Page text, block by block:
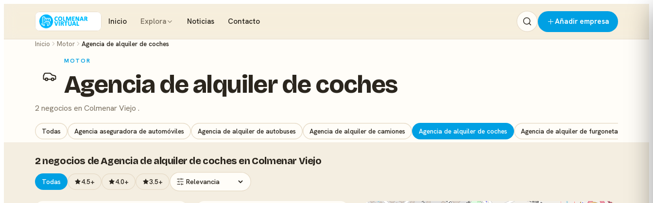
Inicio Explora Noticias Contacto Añadir empresa
Inicio Motor Agencia de alquiler de coches
MOTOR
Agencia de alquiler de coches
2 negocios en Colmenar Viejo .
Todas Agencia aseguradora de automóviles Agencia de alquiler de autobuses Agencia de alquiler de camiones Agencia de alquiler de coches Agencia de alquiler de furgonetas
2 negocios de Agencia de alquiler de coches en Colmenar Viejo
Todas 4.5+ 4.0+ 3.5+